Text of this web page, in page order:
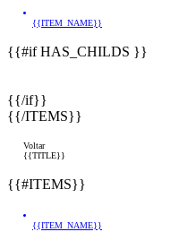
{{ITEM_NAME}}
{{#if HAS_CHILDS }}
{{/if}}
{{/ITEMS}}
Voltar
{{TITLE}}
{{#ITEMS}}
{{ITEM_NAME}}